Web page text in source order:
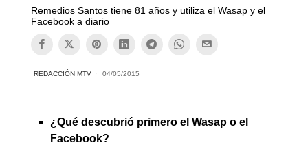
Remedios Santos tiene 81 años y utiliza el Wasap y el
Facebook a diario
REDACCIÓN MTV 04/05/2015
¿Qué descubrió primero el Wasap o el
Facebook?